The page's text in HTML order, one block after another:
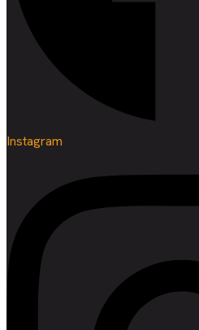
Instagram